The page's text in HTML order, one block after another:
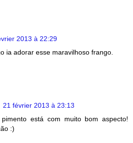
2013 à 22:29
ia adorar esse maravilhoso frango.
21 février 2013 à 23:13
está com muito bom aspecto!
:)